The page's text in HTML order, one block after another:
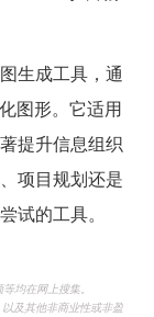
生成工具，通
图形。它适用
提升信息组织
项目规划还是
试的工具。
均在网上搜集。
及其他非商业性或非盈